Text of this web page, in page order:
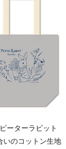
ーターラビット
いのコットン生地